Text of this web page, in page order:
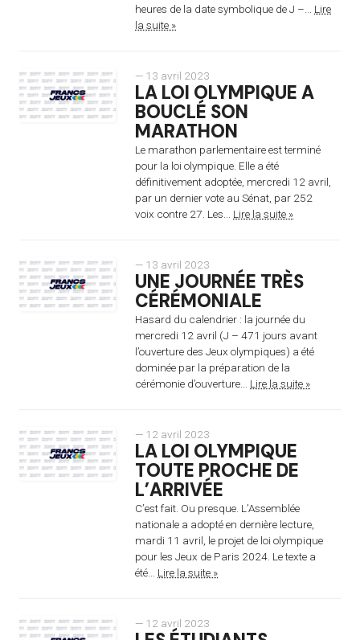
heures de la date symbolique de J –... Lire
la suite »
— 13 avril 2023
LA LOI OLYMPIQUE A
BOUCLÉ SON
MARATHON
Le marathon parlementaire est terminé
pour la loi olympique. Elle a été
définitivement adoptée, mercredi 12 avril,
par un dernier vote au Sénat, par 252
voix contre 27. Les... Lire la suite »
— 13 avril 2023
UNE JOURNÉE TRÈS
CÉRÉMONIALE
Hasard du calendrier : la journée du
mercredi 12 avril (J – 471 jours avant
l’ouverture des Jeux olympiques) a été
dominée par la préparation de la
cérémonie d’ouverture... Lire la suite »
— 12 avril 2023
LA LOI OLYMPIQUE
TOUTE PROCHE DE
L’ARRIVÉE
C’est fait. Ou presque. L’Assemblée
nationale a adopté en dernière lecture,
mardi 11 avril, le projet de loi olympique
pour les Jeux de Paris 2024. Le texte a
été... Lire la suite »
— 12 avril 2023